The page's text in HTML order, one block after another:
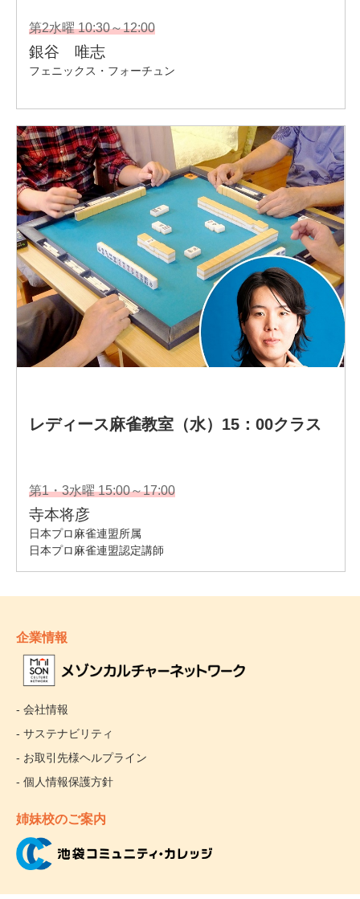
企業情報
- 会社情報
- サステナビリティ
- お取引先様ヘルプライン
- 個人情報保護方針
姉妹校のご案内